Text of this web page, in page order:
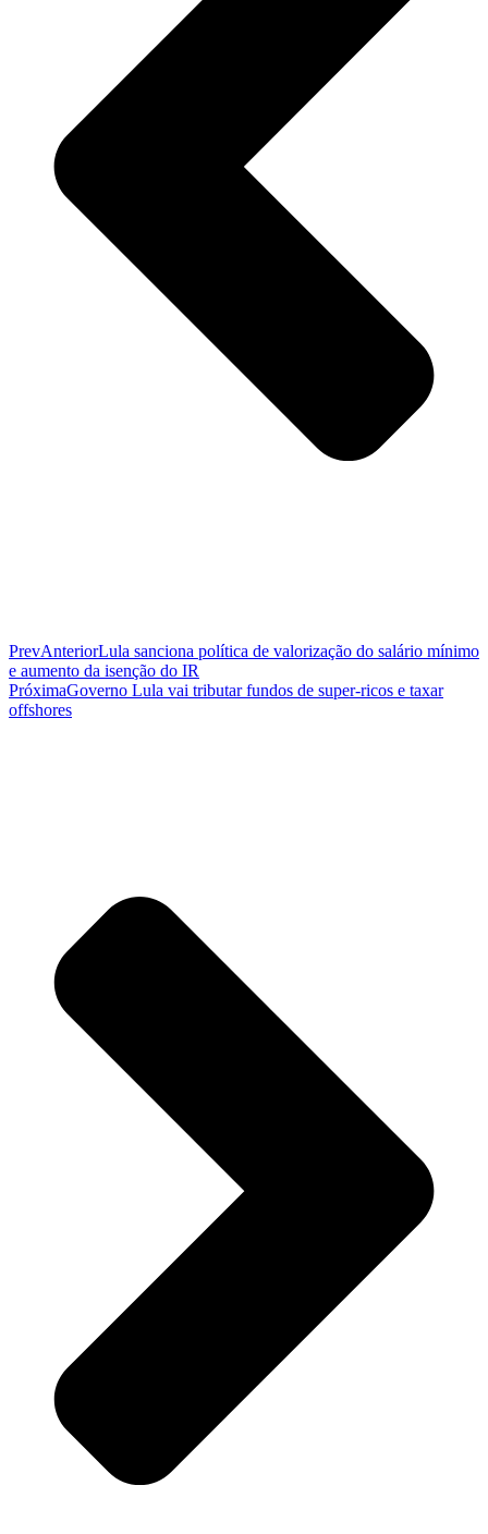
PrevAnteriorLula sanciona política de valorização do salário mínimo
e aumento da isenção do IR
PróximaGoverno Lula vai tributar fundos de super-ricos e taxar
offshores